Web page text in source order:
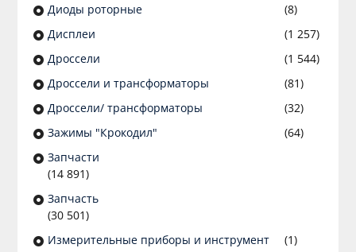
Диоды роторные
(8)
Дисплеи
(1 257)
Дроссели
(1 544)
Дроссели и трансформаторы
(81)
Дроссели/ трансформаторы
(32)
Зажимы "Крокодил"
(64)
Запчасти
(14 891)
Запчасть
(30 501)
Измерительные приборы и инструмент
(1)